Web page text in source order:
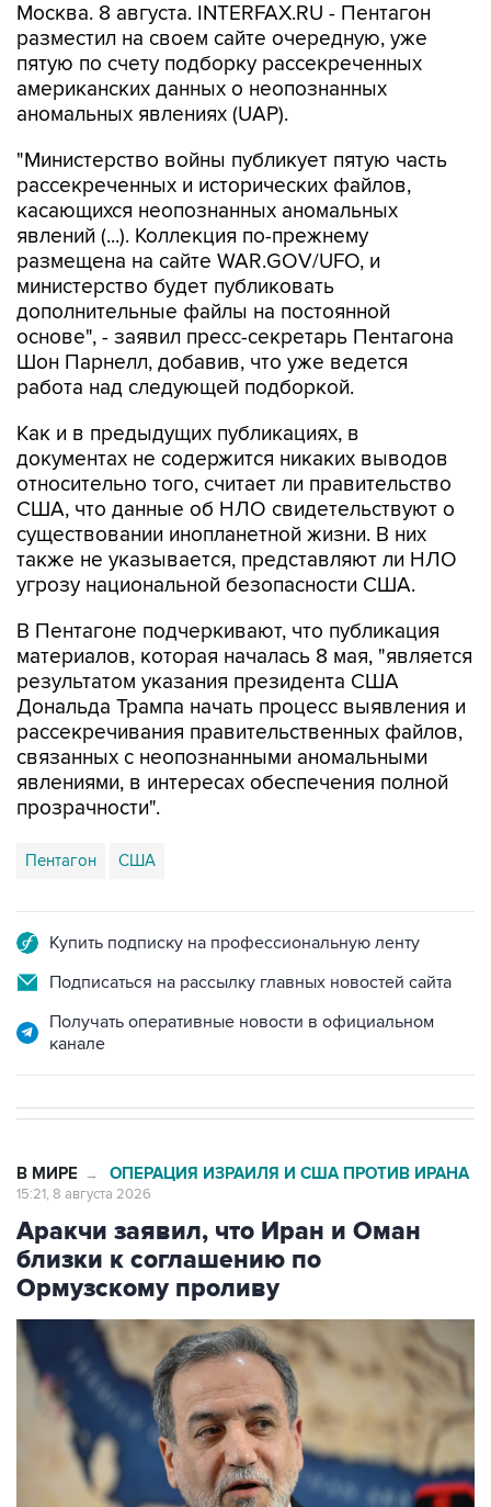
Москва. 8 августа. INTERFAX.RU - Пентагон
разместил на своем сайте очередную, уже
пятую по счету подборку рассекреченных
американских данных о неопознанных
аномальных явлениях (UAP).
"Министерство войны публикует пятую часть
рассекреченных и исторических файлов,
касающихся неопознанных аномальных
явлений (...). Коллекция по-прежнему
размещена на сайте WAR.GOV/UFO, и
министерство будет публиковать
дополнительные файлы на постоянной
основе", - заявил пресс-секретарь Пентагона
Шон Парнелл, добавив, что уже ведется
работа над следующей подборкой.
Как и в предыдущих публикациях, в
документах не содержится никаких выводов
относительно того, считает ли правительство
США, что данные об НЛО свидетельствуют о
существовании инопланетной жизни. В них
также не указывается, представляют ли НЛО
угрозу национальной безопасности США.
В Пентагоне подчеркивают, что публикация
материалов, которая началась 8 мая, "является
результатом указания президента США
Дональда Трампа начать процесс выявления и
рассекречивания правительственных файлов,
связанных с неопознанными аномальными
явлениями, в интересах обеспечения полной
прозрачности".
Пентагон США
Купить подписку на профессиональную ленту
Подписаться на рассылку главных новостей сайта
Получать оперативные новости в официальном
канале
В МИРЕ → ОПЕРАЦИЯ ИЗРАИЛЯ И США ПРОТИВ ИРАНА
15:21, 8 августа 2026
Аракчи заявил, что Иран и Оман
близки к соглашению по
Ормузскому проливу